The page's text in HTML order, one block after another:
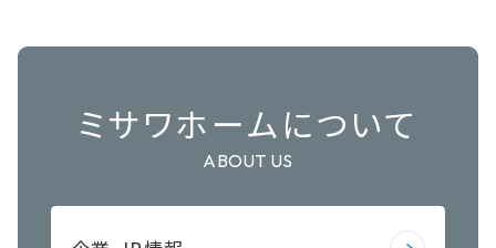
ミサワホームについて
ABOUT US